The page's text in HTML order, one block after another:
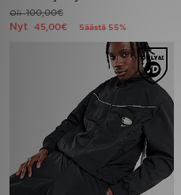
Oli100,00€
Nyt 45,00€ Säästä 55%
Lataa JD-sovellus
Minun viestini
Asiakaspalvelu ja tietoa